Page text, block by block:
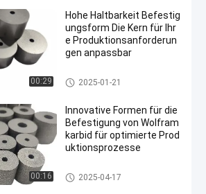
00:29
Hohe Haltbarkeit Befestig
ungsform Die Kern für Ihr
e Produktionsanforderun
gen anpassbar
mit einem Gehalt an Kohlenwa
sserstoffen von mehr als 85 G
2025-01-21
00:16
Innovative Formen für die
Befestigung von Wolfram
karbid für optimierte Prod
uktionsprozesse
mit einem Gehalt an Kohlenwa
sserstoffen von mehr als 85 G
2025-04-17